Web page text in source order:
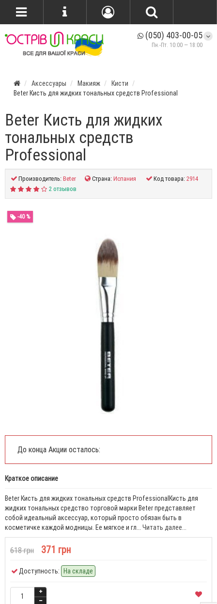
(050) 403-00-05
Пн.-Пт. 10:00 — 18:00
Аксессуары Макияж
Кисти
Beter Кисть для жидких тональных средств Professional
Beter Кисть для жидких
тональных средств
Professional
Производитель:Beter Страна:Испания Код товара:2914
2 отзывов
-40 %
До конца Акции осталось:
Краткое описание
Beter Кисть для жидких тональных средств ProfessionalКисть для
жидких тональных средство торговой марки Beter представляет
собой идеальный аксессуар, который просто обязан быть в
косметичке каждой модницы. Ее мягкое и гл... Читать далее...
618 грн 371 грн
Доступность: На складе